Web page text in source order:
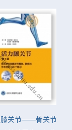
膝关节——骨关节